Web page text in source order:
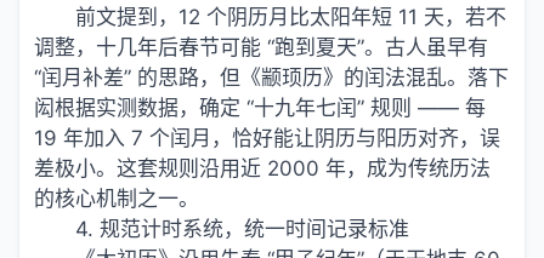
前文提到，12 个阴历月比太阳年短 11 天，若不
调整，十几年后春节可能 “跑到夏天”。古人虽早有
“闰月补差” 的思路，但《颛顼历》的闰法混乱。落下
闳根据实测数据，确定 “十九年七闰” 规则 —— 每
19 年加入 7 个闰月，恰好能让阴历与阳历对齐，误
差极小。这套规则沿用近 2000 年，成为传统历法
的核心机制之一。
4. 规范计时系统，统一时间记录标准